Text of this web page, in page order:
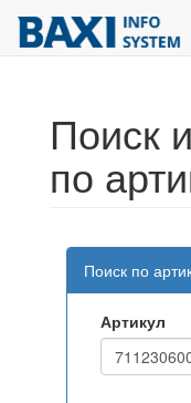
Поиск
по
Поиск по
Артикул